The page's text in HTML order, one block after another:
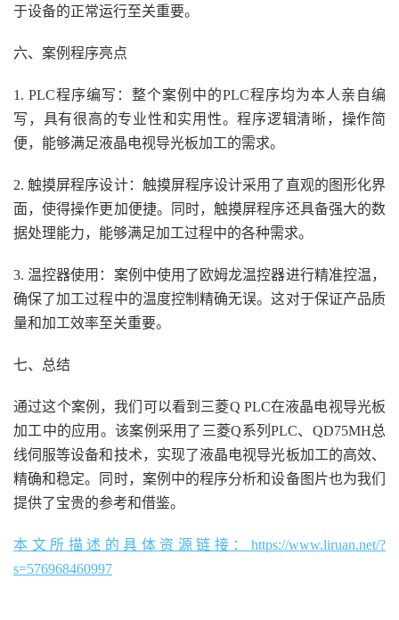
于设备的正常运行至关重要。
六、案例程序亮点
1. PLC程序编写：整个案例中的PLC程序均为本人亲自编
写，具有很高的专业性和实用性。程序逻辑清晰，操作简
便，能够满足液晶电视导光板加工的需求。
2. 触摸屏程序设计：触摸屏程序设计采用了直观的图形化界
面，使得操作更加便捷。同时，触摸屏程序还具备强大的数
据处理能力，能够满足加工过程中的各种需求。
3. 温控器使用：案例中使用了欧姆龙温控器进行精准控温，
确保了加工过程中的温度控制精确无误。这对于保证产品质
量和加工效率至关重要。
七、总结
通过这个案例，我们可以看到三菱Q PLC在液晶电视导光板
加工中的应用。该案例采用了三菱Q系列PLC、QD75MH总
线伺服等设备和技术，实现了液晶电视导光板加工的高效、
精确和稳定。同时，案例中的程序分析和设备图片也为我们
提供了宝贵的参考和借鉴。
本文所描述的具体资源链接：https://www.liruan.net/?
s=576968460997